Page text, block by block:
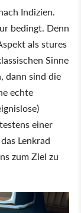
Indizien.
bedingt. Denn
als stures
Sinne
dann sind die
echte
einer
Lenkrad
zum Ziel zu